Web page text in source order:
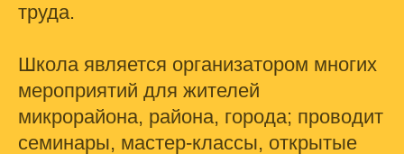
труда.
Школа является организатором многих
мероприятий для жителей
микрорайона, района, города; проводит
семинары, мастер-классы, открытые